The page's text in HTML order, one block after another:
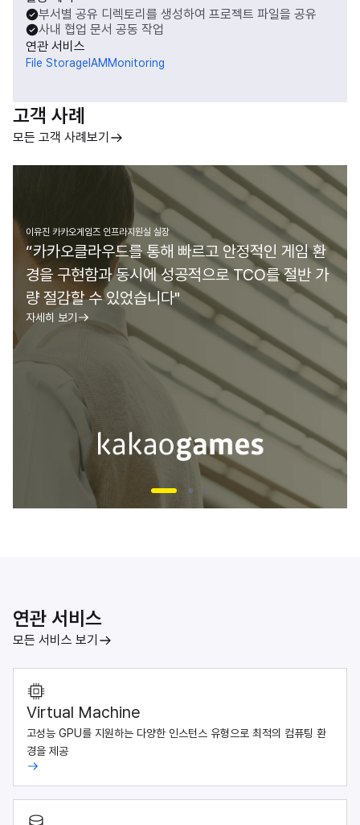
부서별 공유 디렉토리를 생성하여 프로젝트 파일을 공유
사내 협업 문서 공동 작업
연관 서비스
File Storage IAM Monitoring
고객 사례
모든 고객 사례보기
이유진 카카오게임즈 인프라지원실 실장
“카카오클라우드를 통해 빠르고 안정적인 게임 환
경을 구현함과 동시에 성공적으로 TCO를 절반 가
량 절감할 수 있었습니다"
자세히 보기
연관 서비스
모든 서비스 보기
Virtual Machine
고성능 GPU를 지원하는 다양한 인스턴스 유형으로 최적의 컴퓨팅 환
경을 제공